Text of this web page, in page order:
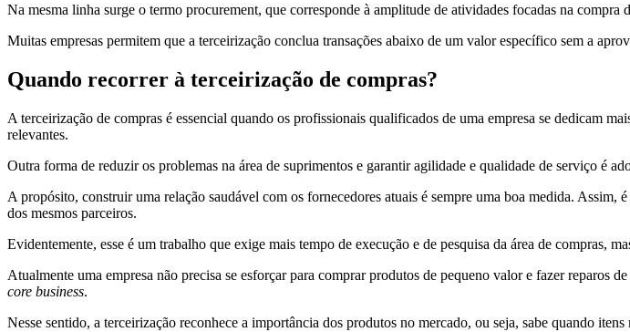
Na mesma linha surge o termo procurement, que corresponde à amplitude de atividades focadas na compra
Muitas empresas permitem que a terceirização conclua transações abaixo de um valor específico sem a
Quando recorrer à terceirização de compras?
A terceirização de compras é essencial quando os profissionais qualificados de uma empresa se dedicam
relevantes.
Outra forma de reduzir os problemas na área de suprimentos e garantir agilidade e qualidade de serviço é
A propósito, construir uma relação saudável com os fornecedores atuais é sempre uma boa medida.
dos mesmos parceiros.
Evidentemente, esse é um trabalho que exige mais tempo de execução e de pesquisa da área de compras,
Atualmente uma empresa não precisa se esforçar para comprar produtos de pequeno valor e fazer
core business.
Nesse sentido, a terceirização reconhece a importância dos produtos no mercado, ou seja, sabe quando